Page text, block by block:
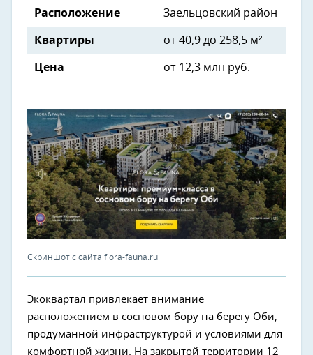
Расположение Заельцовский район
Квартиры от 40,9 до 258,5 м²
Цена от 12,3 млн руб.
Скриншот с сайта flora-fauna.ru
Экоквартал привлекает внимание
расположением в сосновом бору на берегу Оби,
продуманной инфраструктурой и условиями для
комфортной жизни. На закрытой территории 12